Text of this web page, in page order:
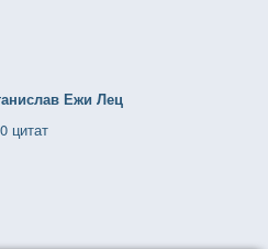
Ежи Лец
цитат